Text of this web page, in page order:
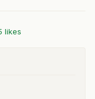
likes